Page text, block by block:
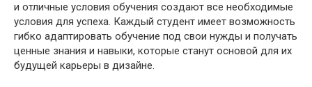
и отличные условия обучения создают все необходимые
условия для успеха. Каждый студент имеет возможность
гибко адаптировать обучение под свои нужды и получать
ценные знания и навыки, которые станут основой для их
будущей карьеры в дизайне.